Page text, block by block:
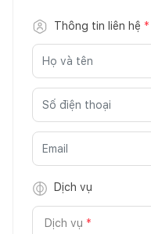
Thông tin liên hệ *
Dịch vụ
Dịch vụ *